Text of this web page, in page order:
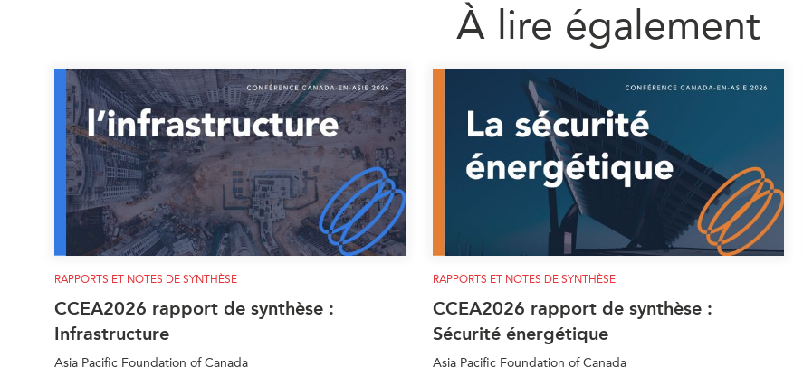
À lire également
RAPPORTS ET NOTES DE SYNTHÈSE
CCEA2026 rapport de synthèse :
Infrastructure
Asia Pacific Foundation of Canada
RAPPORTS ET NOTES DE SYNTHÈSE
CCEA2026 rapport de synthèse :
Sécurité énergétique
Asia Pacific Foundation of Canada